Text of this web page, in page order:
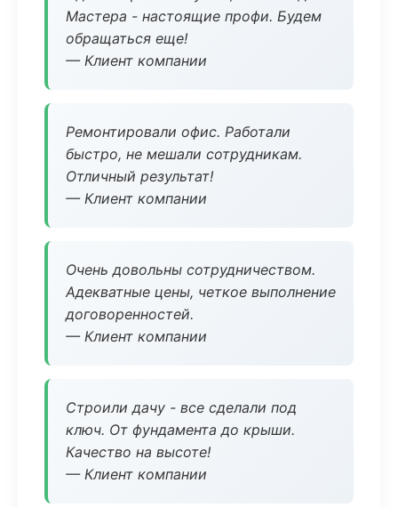
Мастера - настоящие профи. Будем
обращаться еще!
— Клиент компании
Ремонтировали офис. Работали
быстро, не мешали сотрудникам.
Отличный результат!
— Клиент компании
Очень довольны сотрудничеством.
Адекватные цены, четкое выполнение
договоренностей.
— Клиент компании
Строили дачу - все сделали под
ключ. От фундамента до крыши.
Качество на высоте!
— Клиент компании